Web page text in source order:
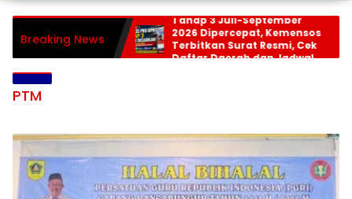
Breaking News
Bansos PKH dan BPNT
Tahap 3 Juli-September
2026 Dipercepat, Kemensos
Terbitkan Surat Resmi, Cek
Daftar Daerah dan Jadwal
PTM